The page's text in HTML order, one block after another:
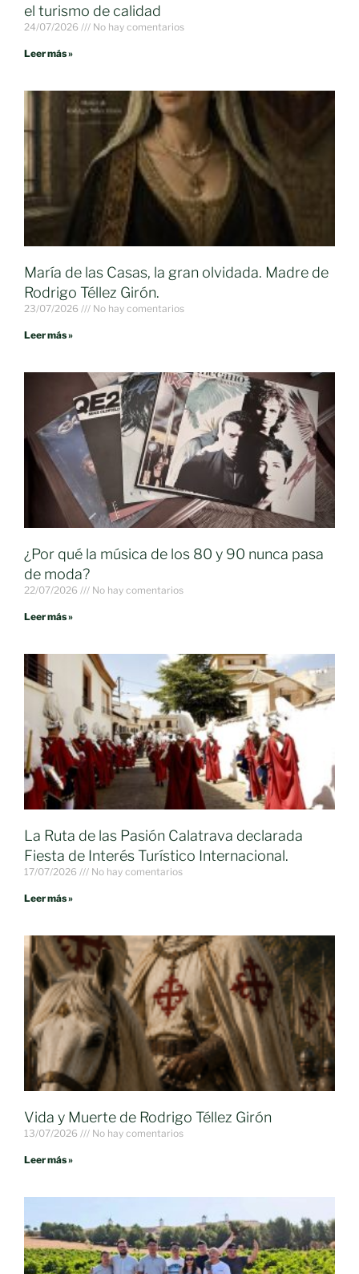
el turismo de calidad
24/07/2026 No hay comentarios
Leer más »
María de las Casas, la gran olvidada. Madre de
Rodrigo Téllez Girón.
23/07/2026 No hay comentarios
Leer más »
¿Por qué la música de los 80 y 90 nunca pasa
de moda?
22/07/2026 No hay comentarios
Leer más »
La Ruta de las Pasión Calatrava declarada
Fiesta de Interés Turístico Internacional.
17/07/2026 No hay comentarios
Leer más »
Vida y Muerte de Rodrigo Téllez Girón
13/07/2026 No hay comentarios
Leer más »